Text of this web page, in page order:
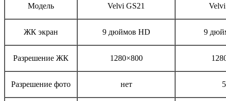
Модель Velvi GS21
ЖК экран 9 дюймов HD 9
Разрешение ЖК 1280×800
Разрешение фото нет